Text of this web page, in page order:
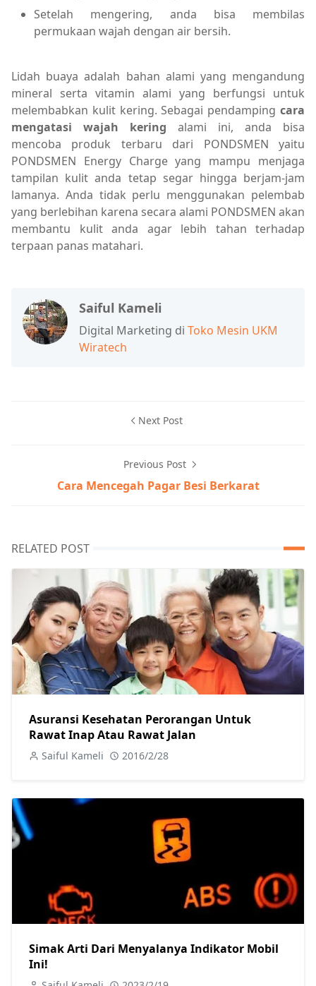
Setelah mengering, anda bisa membilas
permukaan wajah dengan air bersih.
Lidah buaya adalah bahan alami yang mengandung
mineral serta vitamin alami yang berfungsi untuk
melembabkan kulit kering. Sebagai pendamping cara
mengatasi wajah kering alami ini, anda bisa
mencoba produk terbaru dari PONDSMEN yaitu
PONDSMEN Energy Charge yang mampu menjaga
tampilan kulit anda tetap segar hingga berjam-jam
lamanya. Anda tidak perlu menggunakan pelembab
yang berlebihan karena secara alami PONDSMEN akan
membantu kulit anda agar lebih tahan terhadap
terpaan panas matahari.
Saiful Kameli
Digital Marketing di Toko Mesin UKM
Wiratech
Next Post
Previous Post
Cara Mencegah Pagar Besi Berkarat
RELATED POST
Asuransi Kesehatan Perorangan Untuk
Rawat Inap Atau Rawat Jalan
Saiful Kameli 2016/2/28
Simak Arti Dari Menyalanya Indikator Mobil
Ini!